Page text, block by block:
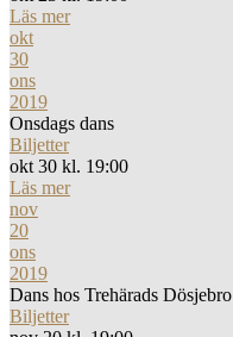
Läs mer
okt
30
ons
2019
Onsdags dans
Biljetter
okt 30 kl. 19:00
Läs mer
nov
20
ons
2019
Dans hos Trehärads Dösjebro
Biljetter